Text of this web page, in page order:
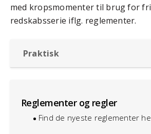
med kropsmomenter til brug for
redskabsserie iflg. reglementer.
Praktisk
Reglementer og regler
Find de nyeste reglementer